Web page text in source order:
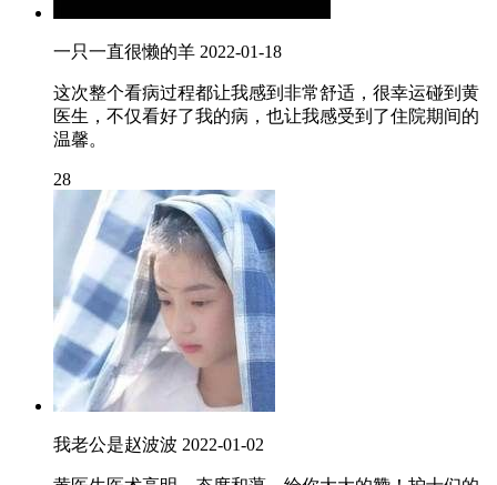
一只一直很懒的羊 2022-01-18
这次整个看病过程都让我感到非常舒适，很幸运碰到黄
医生，不仅看好了我的病，也让我感受到了住院期间的
温馨。
28
我老公是赵波波 2022-01-02